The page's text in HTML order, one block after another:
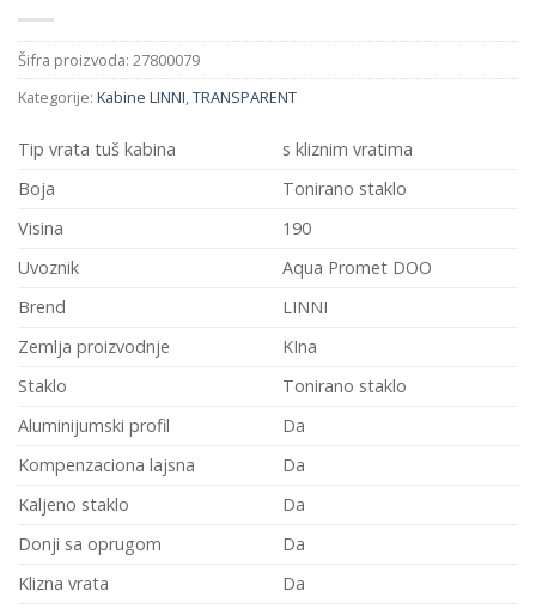
Šifra proizvoda: 27800079
Kategorije: Kabine LINNI,TRANSPARENT
Tip vrata tuš kabina
s kliznim vratima
Boja
Tonirano staklo
Visina
190
Uvoznik
Aqua Promet DOO
Brend
LINNI
Zemlja proizvodnje
KIna
Staklo
Tonirano staklo
Aluminijumski profil
Da
Kompenzaciona lajsna
Da
Kaljeno staklo
Da
Donji sa oprugom
Da
Klizna vrata
Da